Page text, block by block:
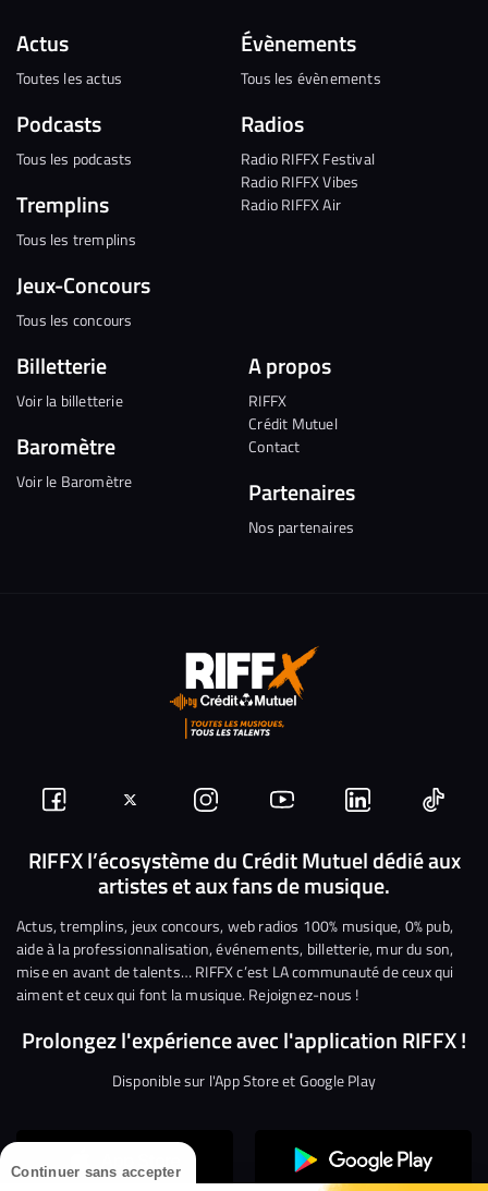
Continuer sans accepter
Actus
Toutes les actus
Podcasts
Tous les podcasts
Tremplins
Tous les tremplins
Jeux-Concours
Tous les concours
Évènements
Tous les évènements
Radios
Radio RIFFX Festival
Radio RIFFX Vibes
Radio RIFFX Air
Billetterie
Voir la billetterie
Baromètre
Voir le Baromètre
A propos
RIFFX
Crédit Mutuel
Contact
Partenaires
Nos partenaires
Suivez-
nous
Facebook
Suivez-
nous
sur
Twitter
Nous
rejoindre
sur
Instagram
Nous
rejoindre
sur
YouTube
Nous
rejoindre
sur
Linkedin
Nous
RIFFX l’écosystème du Crédit Mutuel dédié aux
artistes et aux fans de musique.
Actus, tremplins, jeux concours, web radios 100% musique, 0% pub,
aide à la professionnalisation, événements, billetterie, mur du son,
mise en avant de talents… RIFFX c’est LA communauté de ceux qui
aiment et ceux qui font la musique. Rejoignez-nous !
Prolongez l'expérience avec l'application RIFFX !
Disponible sur l'App Store et Google Play